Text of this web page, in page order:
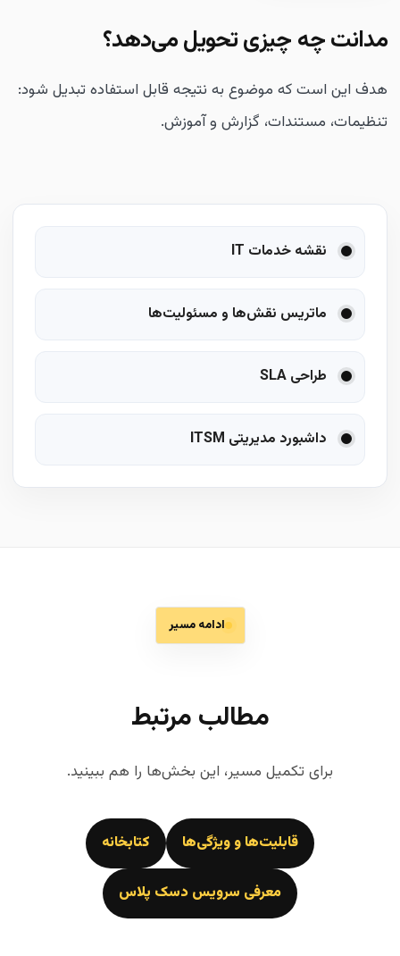
مدانت چه چیزی تحویل می‌دهد؟
هدف این است که موضوع به نتیجه قابل استفاده تبدیل شود:
تنظیمات، مستندات، گزارش و آموزش.
نقشه خدمات IT
ماتریس نقش‌ها و مسئولیت‌ها
طراحی SLA
داشبورد مدیریتی ITSM
ادامه مسیر
مطالب مرتبط
برای تکمیل مسیر، این بخش‌ها را هم ببینید.
قابلیت‌ها و ویژگی‌ها کتابخانه
معرفی سرویس دسک پلاس